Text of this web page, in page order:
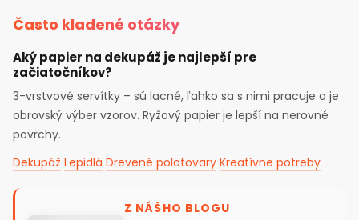
Často kladené otázky
Aký papier na dekupáž je najlepší pre
začiatočníkov?
3-vrstvové servítky – sú lacné, ľahko sa s nimi pracuje a je
obrovský výber vzorov. Ryžový papier je lepší na nerovné
povrchy.
Dekupáž Lepidlá Drevené polotovary Kreatívne potreby
Z NÁŠHO BLOGU